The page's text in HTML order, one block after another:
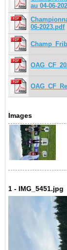
au 04-06-
06-2023.pdf
Images
1 - IMG_5451.jpg